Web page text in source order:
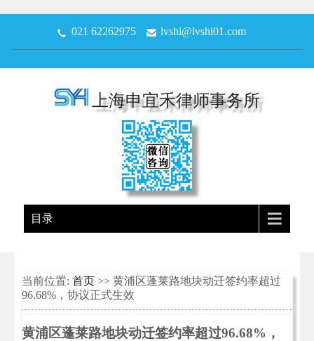
021 62262975 lvshi@lvshi01.com
上海申宜禾律师事务所
目录
当前位置: 首页 >> 黄浦区蓬莱路地块动迁签约率超过
96.68%，协议正式生效
黄浦区蓬莱路地块动迁签约率超过96.68%，